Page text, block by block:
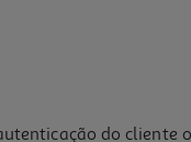
do cliente